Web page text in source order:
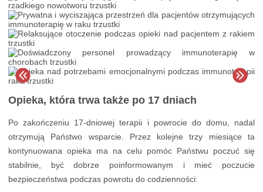
Opieka, która trwa także po 17 dniach
Po zakończeniu 17-dniowej terapii i powrocie do domu, nadal
otrzymują Państwo wsparcie. Przez kolejne trzy miesiące ta
kontynuowana opieka ma na celu pomóc Państwu poczuć się
stabilnie, być dobrze poinformowanym i mieć poczucie
bezpieczeństwa podczas powrotu do codzienności: